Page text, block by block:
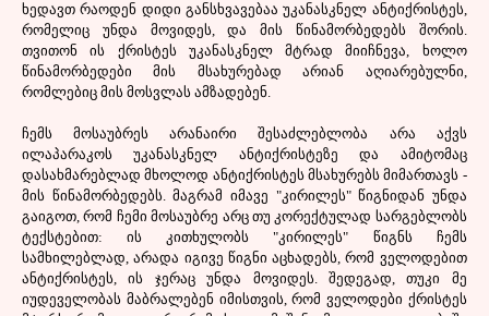
ხედავთ რაოდენ დიდი განსხვავებაა უკანასკნელ ანტიქრისტეს,
რომელიც უნდა მოვიდეს, და მის წინამორბედებს შორის.
თვითონ ის ქრისტეს უკანასკნელ მტრად მიიჩნევა, ხოლო
წინამორბედები მის მსახურებად არიან აღიარებულნი,
რომლებიც მის მოსვლას ამზადებენ.
ჩემს მოსაუბრეს არანაირი შესაძლებლობა არა აქვს
ილაპარაკოს უკანასკნელ ანტიქრისტეზე და ამიტომაც
დასახმარებლად მხოლოდ ანტიქრისტეს მსახურებს მიმართავს -
მის წინამორბედებს. მაგრამ იმავე "კირილეს" წიგნიდან უნდა
გაიგოთ, რომ ჩემი მოსაუბრე არც თუ კორექტულად სარგებლობს
ტექსტებით: ის კითხულობს "კირილეს" წიგნს ჩემს
სამხილებლად, არადა იგივე წიგნი აცხადებს, რომ ველოდებით
ანტიქრისტეს, ის ჯერაც უნდა მოვიდეს. შედეგად, თუკი მე
იუდეველობას მაბრალებენ იმისთვის, რომ ველოდები ქრისტეს